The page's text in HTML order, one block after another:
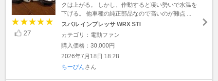
27
クは上がる。 しかし、作動すると凄い勢いで水温を
下げる。 他車種の純正部品なので高いのが難点 ...
スバル インプレッサ WRX STI
カテゴリ：電動ファン
購入価格：30,000円
2026年7月18日 18:28
ちーびんさん